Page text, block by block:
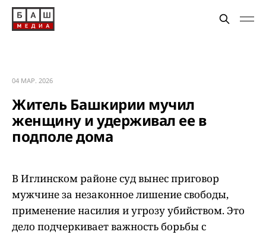
04 МАР. 2026
Житель Башкирии мучил
женщину и удерживал ее в
подполе дома
В Иглинском районе суд вынес приговор
мужчине за незаконное лишение свободы,
применение насилия и угрозу убийством. Это
дело подчеркивает важность борьбы с